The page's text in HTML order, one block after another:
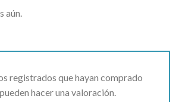
aún.
registrados que hayan comprado
hacer una valoración.